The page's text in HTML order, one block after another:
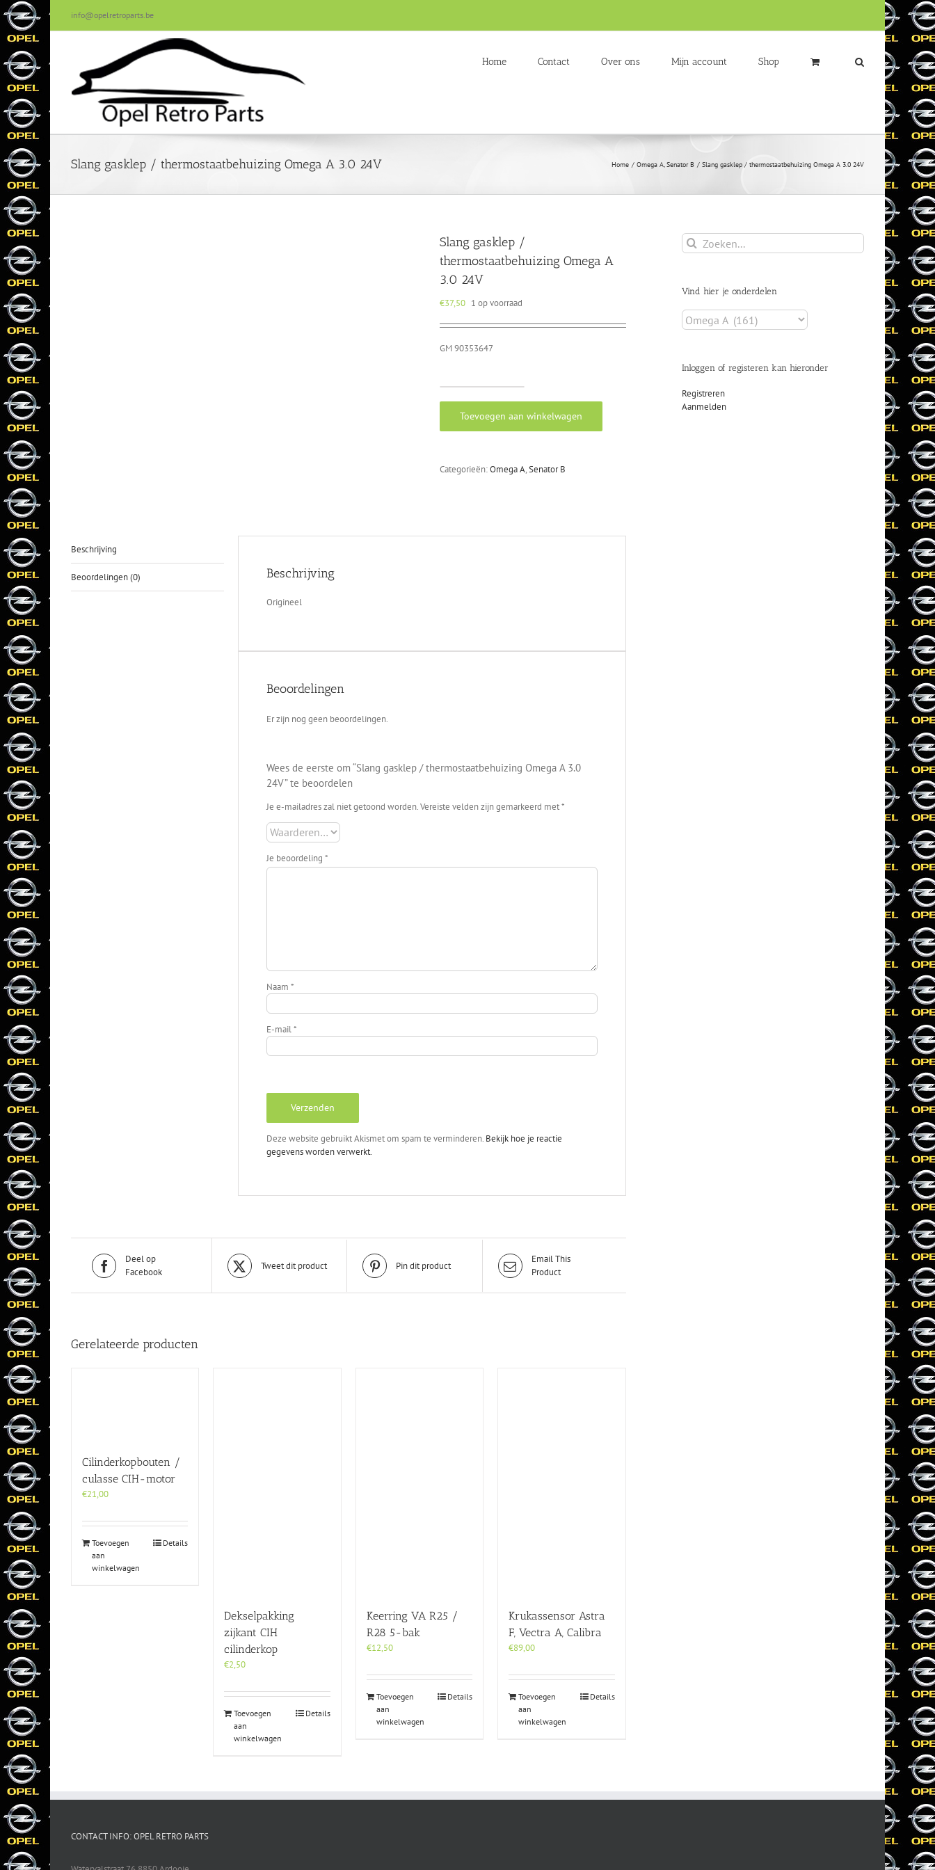
Skip
to
content
info@opelretroparts.be
Home Contact Over ons Mijn account Shop
Slang gasklep / thermostaatbehuizing Omega A 3.0 24V Home Omega A Senator B Slang gasklep / thermostaatbehuizing Omega A 3.0 24V
Slang gasklep /
thermostaatbehuizing Omega A
3.0 24V
€37,50 1 op voorraad
GM 90353647
/
thermostaatbehuizing
3.0
Toevoegen aan winkelwagen
Categorieën:Omega A,Senator B
Beschrijving
Beoordelingen (0) Beschrijving
Origineel
Beoordelingen
Er zijn nog geen beoordelingen.
Wees de eerste om “Slang gasklep / thermostaatbehuizing Omega A 3.0
24V” te beoordelen
Je e-mailadres zal niet getoond worden.Vereiste velden zijn gemarkeerd met*
Je beoordeling *
Naam *
E-mail*
Deze website gebruikt Akismet om spam te verminderen. Bekijk hoe je reactie
gegevens worden verwerkt.
Deel op
Facebook
Tweet dit product Pin dit product
Email This
Product
Gerelateerde producten
Cilinderkopbouten /
culasse CIH-motor
€21,00
Toevoegen
aan
winkelwagen
Details
Dekselpakking
zijkant CIH
cilinderkop
€2,50
Toevoegen
aan
winkelwagen
Details
Keerring VA R25 /
R28 5-bak
€12,50
Toevoegen
aan
winkelwagen
Details
Krukassensor Astra
F, Vectra A, Calibra
€89,00
Toevoegen
aan
winkelwagen
Details
Zoeken
naar:
Vind hier je onderdelen
Inloggen of registeren kan hieronder
Registreren
Aanmelden
CONTACT INFO: OPEL RETRO PARTS